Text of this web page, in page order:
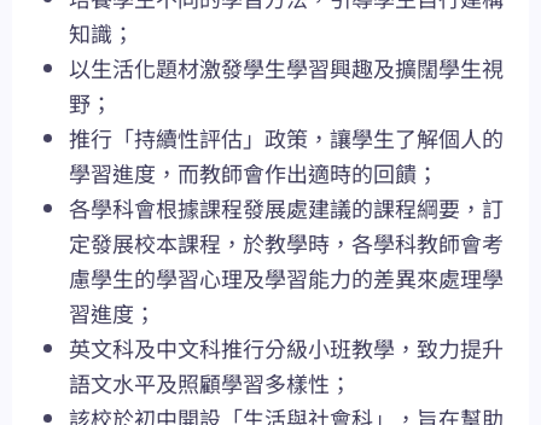
知識；
以生活化題材激發學生學習興趣及擴闊學生視
野；
推行「持續性評估」政策，讓學生了解個人的
學習進度，而教師會作出適時的回饋；
各學科會根據課程發展處建議的課程綱要，訂
定發展校本課程，於教學時，各學科教師會考
慮學生的學習心理及學習能力的差異來處理學
習進度；
英文科及中文科推行分級小班教學，致力提升
語文水平及照顧學習多樣性；
該校於初中開設「生活與社會科」，旨在幫助